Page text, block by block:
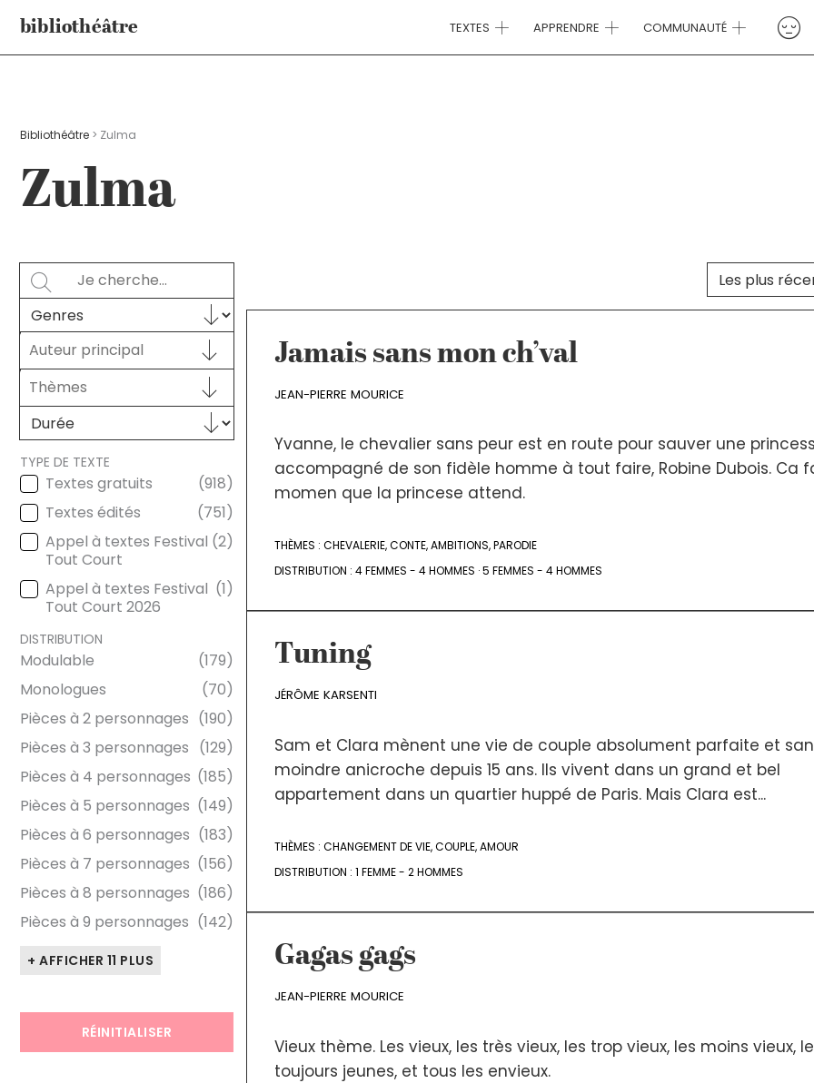
contenu
bibliothéâtre TEXTES APPRENDRE COMMUNAUTÉ
Bibliothéâtre > Zulma
Zulma
SEARCH
Rechercher
GENRES
Sélectionnez le contenu
AUTEUR PRINCIPAL
Auteur principal
Auteur principal
THÈMES
Sélectionnez le contenu
Sélectionnez le contenu
DURÉE
Sélectionnez le contenu
TYPE DE TEXTE
TYPE DE TEXTE
Textes gratuits
(918)
Textes édités
(751)
Appel à textes Festival
Tout Court
(2)
Appel à textes Festival
Tout Court 2026
(1)
DISTRIBUTION
Modulable
(179)
Monologues
(70)
Pièces à 2 personnages (190)
Pièces à 3 personnages (129)
Pièces à 4 personnages (185)
Pièces à 5 personnages (149)
Pièces à 6 personnages (183)
Pièces à 7 personnages (156)
Pièces à 8 personnages (186)
Pièces à 9 personnages (142)
+ AFFICHER 11 PLUS
RÉINITIALISER
TRI DES TEXTES
Trier le
Jamais sans mon ch’val
JEAN-PIERRE MOURICE
Yvanne, le chevalier sans peur est en route pour sauver une
accompagné de son fidèle homme à tout faire, Robine Dubois. Ca
momen que la princese attend.
THÈMES : CHEVALERIE,CONTE,AMBITIONS,PARODIE
DISTRIBUTION : 4 FEMMES - 4 HOMMES ·5 FEMMES - 4 HOMMES
Tuning
JÉRÔME KARSENTI
Sam et Clara mènent une vie de couple absolument parfaite et
moindre anicroche depuis 15 ans. Ils vivent dans un grand et bel
appartement dans un quartier huppé de Paris. Mais Clara est...
THÈMES : CHANGEMENT DE VIE,COUPLE,AMOUR
DISTRIBUTION : 1 FEMME - 2 HOMMES
Gagas gags
JEAN-PIERRE MOURICE
Vieux thème. Les vieux, les très vieux, les trop vieux, les moins vieux,
toujours jeunes, et tous les envieux.